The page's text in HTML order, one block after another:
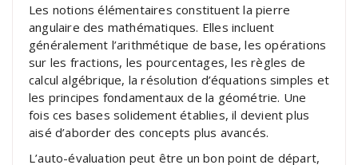
Les notions élémentaires constituent la pierre
angulaire des mathématiques. Elles incluent
généralement l’arithmétique de base, les opérations
sur les fractions, les pourcentages, les règles de
calcul algébrique, la résolution d’équations simples et
les principes fondamentaux de la géométrie. Une
fois ces bases solidement établies, il devient plus
aisé d’aborder des concepts plus avancés.
L’auto-évaluation peut être un bon point de départ,